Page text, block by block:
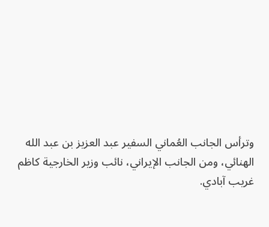
وترأس الجانب العُماني السفير عبد العزيز بن عبد الله
الهنائي، ومن الجانب الإيراني، نائب وزير الخارجية كاظم
غريب آبادي.